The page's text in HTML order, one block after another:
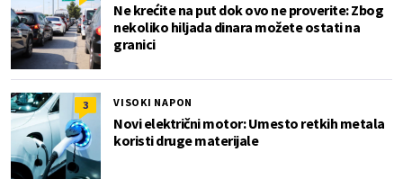
Ne krećite na put dok ovo ne proverite: Zbog
nekoliko hiljada dinara možete ostati na
granici
3 VISOKI NAPON
Novi električni motor: Umesto retkih metala
koristi druge materijale